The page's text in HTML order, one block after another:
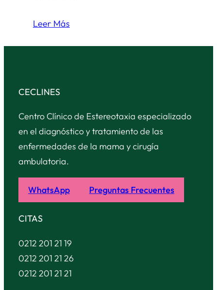
Leer Más
CECLINES
Centro Clínico de Estereotaxia especializado
en el diagnóstico y tratamiento de las
enfermedades de la mama y cirugía
ambulatoria.
WhatsApp Preguntas Frecuentes
CITAS
0212 201 21 19
0212 201 21 26
0212 201 21 21